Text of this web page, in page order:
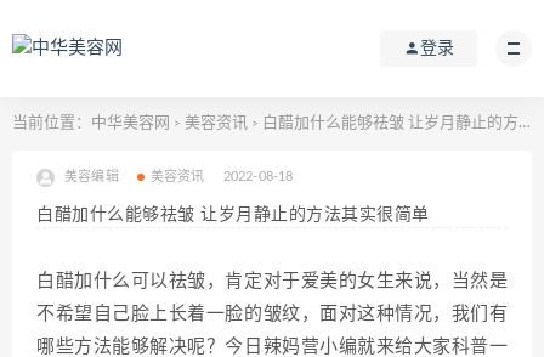
登录
当前位置： 中华美容网 > 美容资讯 > 白醋加什么能够祛皱 让岁月静止的方法其实很简单
美容编辑 美容资讯 2022-08-18
白醋加什么能够祛皱 让岁月静止的方法其实很简单
白醋加什么可以祛皱，肯定对于爱美的女生来说，当然是
不希望自己脸上长着一脸的皱纹，面对这种情况，我们有
哪些方法能够解决呢？今日辣妈营小编就来给大家科普一